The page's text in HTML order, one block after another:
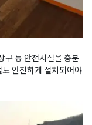
구 등 안전시설을 충분
안전하게 설치되어야